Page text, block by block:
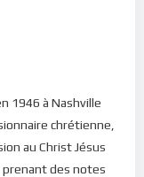
que nous
bref, vivre. De
l’Amour de
Jésus disait
sarments. Celui
beaucoup de
» (Jean 15, 5). Si
1946 à Nashville
chrétienne,
au Christ Jésus
des notes